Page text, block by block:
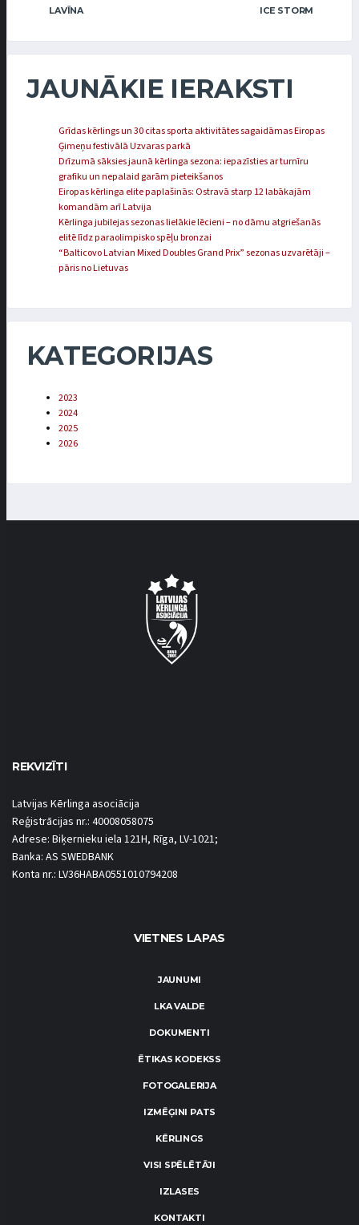
LAVĪNA ICE STORM
JAUNĀKIE IERAKSTI
Grīdas kērlings un 30 citas sporta aktivitātes sagaidāmas Eiropas
Ģimeņu festivālā Uzvaras parkā
Drīzumā sāksies jaunā kērlinga sezona: iepazīsties ar turnīru
grafiku un nepalaid garām pieteikšanos
Eiropas kērlinga elite paplašinās: Ostravā starp 12 labākajām
komandām arī Latvija
Kērlinga jubilejas sezonas lielākie lēcieni – no dāmu atgriešanās
elitē līdz paraolimpisko spēļu bronzai
“Balticovo Latvian Mixed Doubles Grand Prix” sezonas uzvarētāji –
pāris no Lietuvas
KATEGORIJAS
2023
2024
2025
2026
REKVIZĪTI
Latvijas Kērlinga asociācija
Reģistrācijas nr.: 40008058075
Adrese: Biķernieku iela 121H, Rīga, LV-1021;
Banka: AS SWEDBANK
Konta nr.: LV36HABA0551010794208
VIETNES LAPAS
JAUNUMI
LKA VALDE
DOKUMENTI
ĒTIKAS KODEKSS
FOTOGALERIJA
IZMĒĢINI PATS
KĒRLINGS
VISI SPĒLĒTĀJI
IZLASES
KONTAKTI